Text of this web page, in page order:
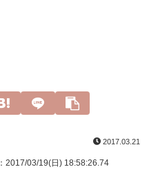
2017.03.21
：2017/03/19(日) 18:58:26.74